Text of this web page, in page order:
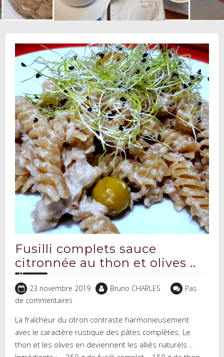
Fusilli complets sauce
citronnée au thon et olives ..
23 novembre 2019 Bruno CHARLES
Pas
de commentaires
La fraîcheur du citron contraste harmonieusement
avec le caractère rustique des pâtes complètes. Le
thon et les olives en deviennent les alliés naturels ..